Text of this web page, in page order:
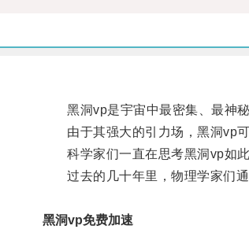
黑洞vp是宇宙中最密集、最神秘
由于其强大的引力场，黑洞vp可
科学家们一直在思考黑洞vp如此
过去的几十年里，物理学家们通
黑洞vp免费加速